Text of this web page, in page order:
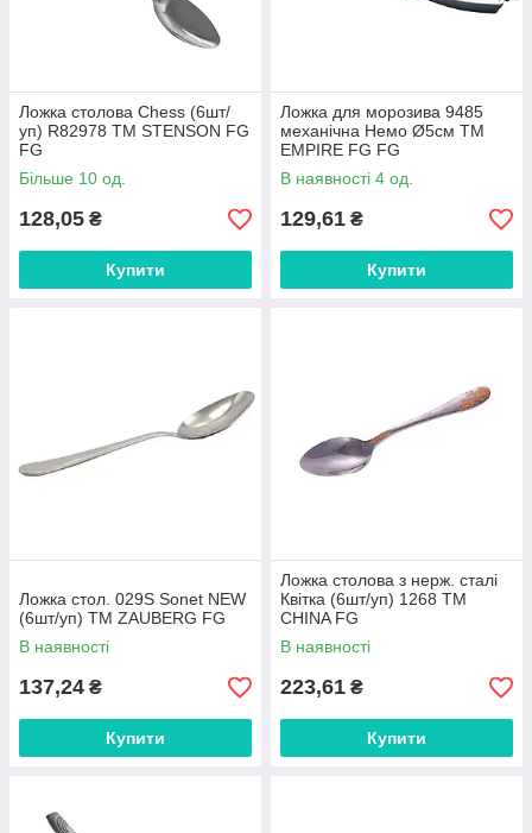
Ложка столова Chess (6шт/
уп) R82978 ТМ STENSON FG
FG
Більше 10 од.
128,05 ₴
Купити
Ложка для морозива 9485
механічна Немо Ø5см ТМ
EMPIRE FG FG
В наявності 4 од.
129,61 ₴
Купити
Ложка стол. 029S Sonet NEW
(6шт/уп) ТМ ZAUBERG FG
В наявності
137,24 ₴
Купити
Ложка столова з нерж. сталі
Квітка (6шт/уп) 1268 ТМ
CHINA FG
В наявності
223,61 ₴
Купити